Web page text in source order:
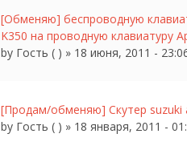
[Обменяю] беспроводную
K350 на проводную клавиатуру
by Гость ( ) » 18 июня, 2011 -
[Продам/обменяю] Скутер suzuki
by Гость ( ) » 18 января, 2011 -